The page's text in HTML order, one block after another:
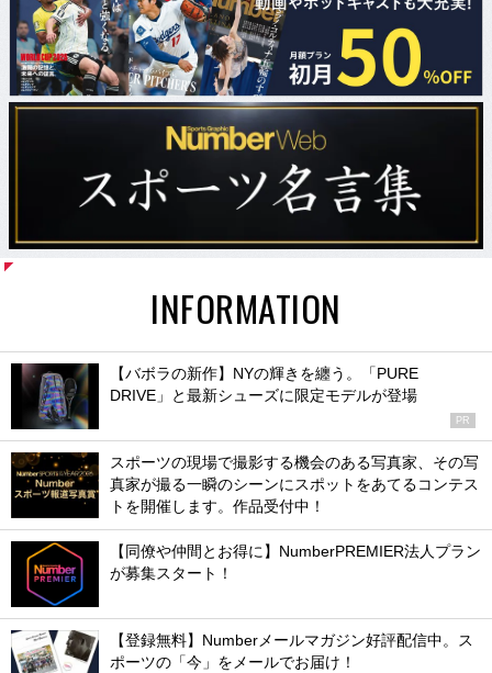
INFORMATION
【バボラの新作】NYの輝きを纏う。「PURE
DRIVE」と最新シューズに限定モデルが登場
PR
スポーツの現場で撮影する機会のある写真家、その写
真家が撮る一瞬のシーンにスポットをあてるコンテス
トを開催します。作品受付中！
【同僚や仲間とお得に】NumberPREMIER法人プラン
が募集スタート！
【登録無料】Numberメールマガジン好評配信中。ス
ポーツの「今」をメールでお届け！